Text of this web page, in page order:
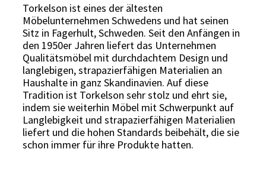
Torkelson ist eines der ältesten
Möbelunternehmen Schwedens und hat seinen
Sitz in Fagerhult, Schweden. Seit den Anfängen in
den 1950er Jahren liefert das Unternehmen
Qualitätsmöbel mit durchdachtem Design und
langlebigen, strapazierfähigen Materialien an
Haushalte in ganz Skandinavien. Auf diese
Tradition ist Torkelson sehr stolz und ehrt sie,
indem sie weiterhin Möbel mit Schwerpunkt auf
Langlebigkeit und strapazierfähigen Materialien
liefert und die hohen Standards beibehält, die sie
schon immer für ihre Produkte hatten.